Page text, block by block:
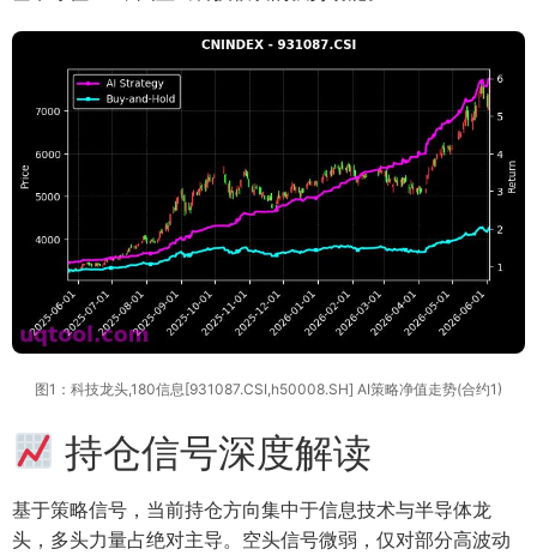
图1：科技龙头,180信息[931087.CSI,h50008.SH] AI策略净值走势(合约1)
持仓信号深度解读
基于策略信号，当前持仓方向集中于信息技术与半导体龙
头，多头力量占绝对主导。空头信号微弱，仅对部分高波动